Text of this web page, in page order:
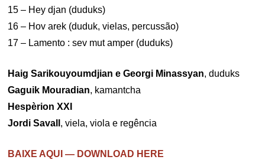
15 – Hey djan (duduks)
16 – Hov arek (duduk, vielas, percussão)
17 – Lamento : sev mut amper (duduks)
Haig Sarikouyoumdjian e Georgi Minassyan, duduks
Gaguik Mouradian, kamantcha
Hespèrion XXI
Jordi Savall , viela, viola e regência
BAIXE AQUI — DOWNLOAD HERE